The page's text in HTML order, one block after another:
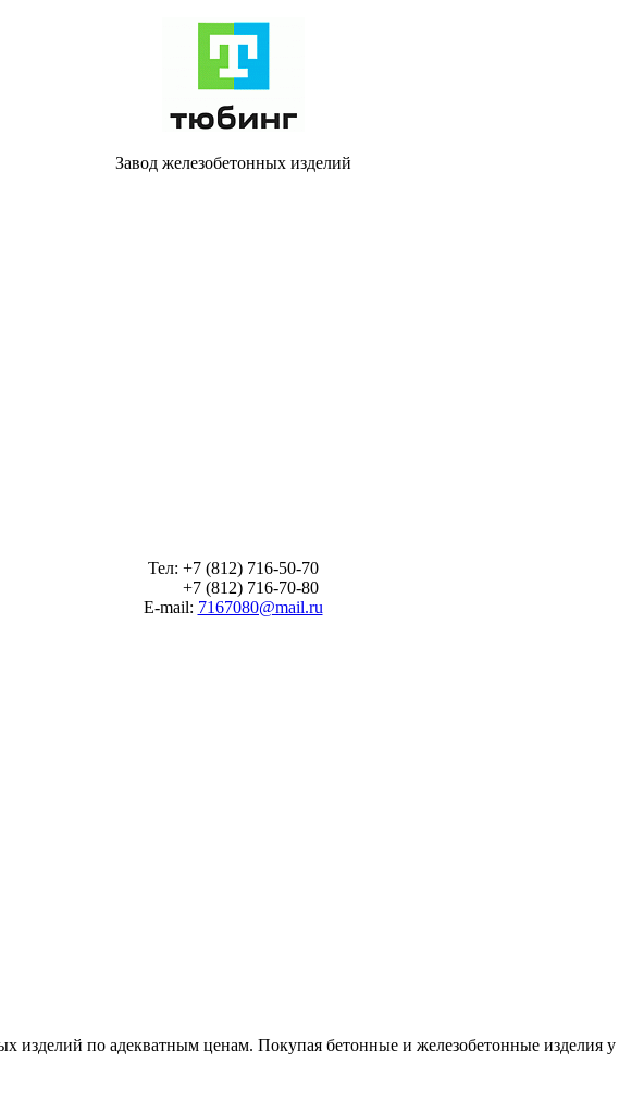
Завод железобетонных изделий
Тел: +7 (812) 716-50-70
+7 (812) 716-70-80
E-mail: 7167080@mail.ru
по адекватным ценам. Покупая бетонные и железобетонные изделия